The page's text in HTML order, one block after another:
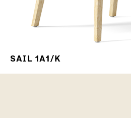
SAIL 1A1/K